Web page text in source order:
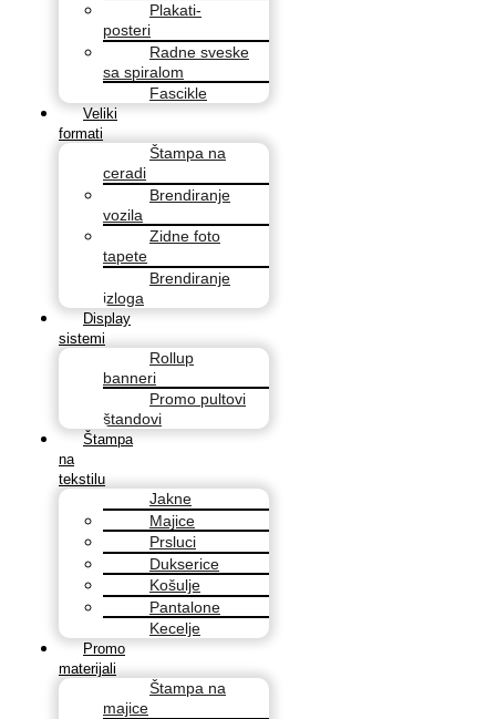
Plakati-
posteri
Radne sveske
sa spiralom
Fascikle
Veliki
formati
Štampa na
ceradi
Brendiranje
vozila
Zidne foto
tapete
Brendiranje
izloga
Display
sistemi
Rollup
banneri
Promo pultovi
štandovi
Štampa
na
tekstilu
Jakne
Majice
Prsluci
Dukserice
Košulje
Pantalone
Kecelje
Promo
materijali
Štampa na
majice